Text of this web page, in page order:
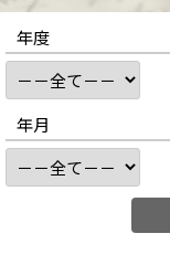
年度
年月